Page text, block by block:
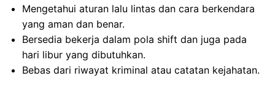
Mengetahui aturan lalu lintas dan cara berkendara
yang aman dan benar.
Bersedia bekerja dalam pola shift dan juga pada
hari libur yang dibutuhkan.
Bebas dari riwayat kriminal atau catatan kejahatan.